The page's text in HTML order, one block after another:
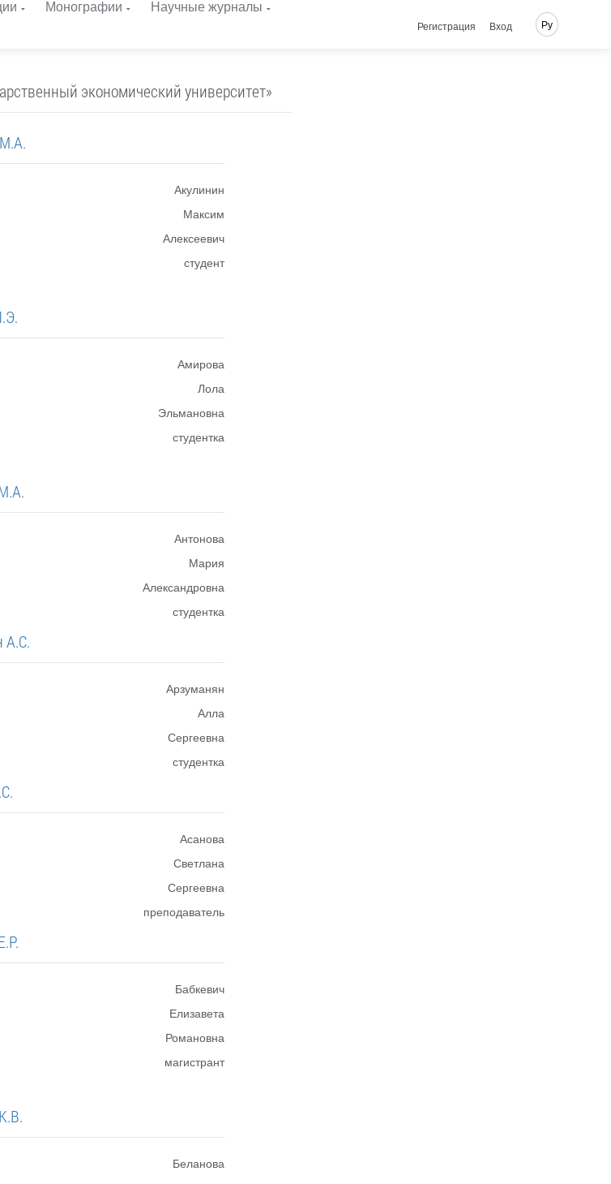
Монографии
Научные журналы
Регистрация Вход Ру
экономический университет»
Акулинин
Максим
Алексеевич
студент
Амирова
Лола
Эльмановна
студентка
Антонова
Мария
Александровна
студентка
А.С.
Арзуманян
Алла
Сергеевна
студентка
Асанова
Светлана
Сергеевна
преподаватель
Бабкевич
Елизавета
Романовна
магистрант
Беланова